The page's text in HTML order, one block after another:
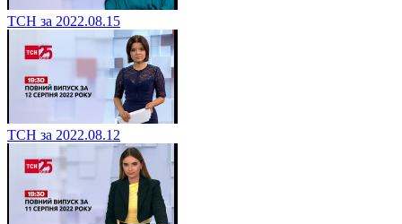
ТСН за 2022.08.15
ТСН за 2022.08.12